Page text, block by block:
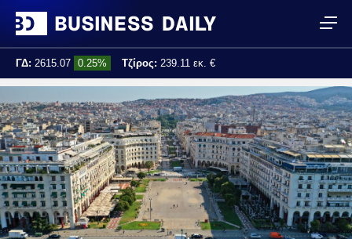
ΓΔ: 2615.07 0.25% Τζίρος: 239.11 εκ. €